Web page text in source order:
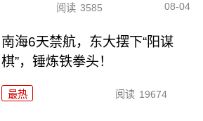
阅读 3585 08-04
南海6天禁航，东大摆下“阳谋
棋”，锤炼铁拳头！
最热 阅读 19674